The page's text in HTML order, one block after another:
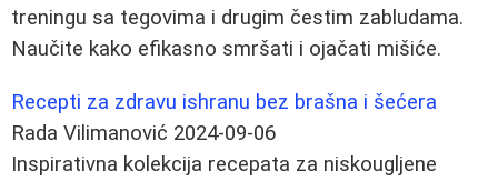
treningu sa tegovima i drugim čestim zabludama.
Naučite kako efikasno smršati i ojačati mišiće.
Recepti za zdravu ishranu bez brašna i šećera
Rada Vilimanović 2024-09-06
Inspirativna kolekcija recepata za niskougljene